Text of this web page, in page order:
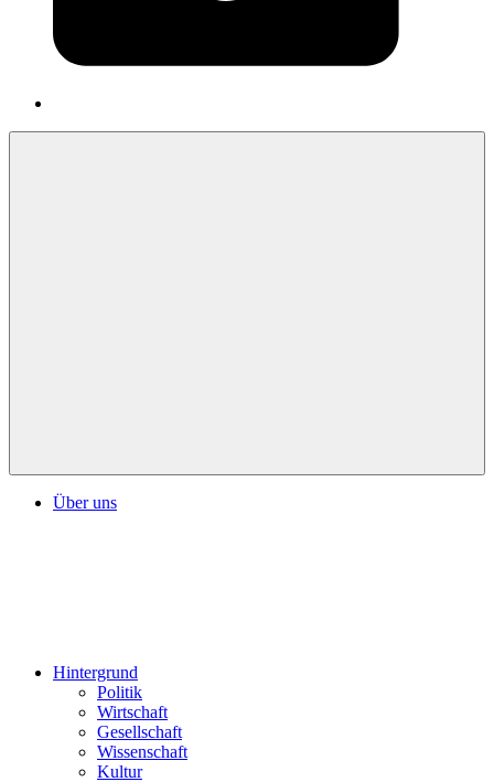
Über uns
Hintergrund
Politik
Wirtschaft
Gesellschaft
Wissenschaft
Kultur